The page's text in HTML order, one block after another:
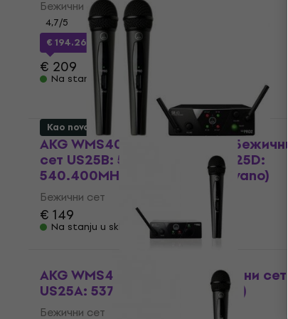
Бежични сет
4,7/5
€ 194.26 sa kodomMUZMUZ-5
€ 209
Na stanju u skladištu
AKG WMS40 Mini Dual Vocal Бежични
сет US25B: 537.900MHz + US25D:
540.400MHz (Samo raspakovano)
Бежични сет
€ 149
Na stanju u skladištu
Kao novo
AKG WMS40 MINI Vocal Бежични сет
US25A: 537.500MHz (Kao novo)
Бежични сет